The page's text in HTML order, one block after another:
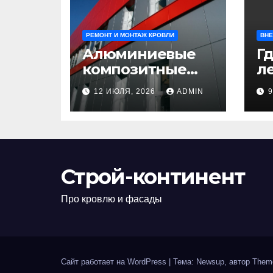
РЕМОНТ И МОНТАЖ КРОВЛИ
Алюминиевые
композитные
панели:
универсальное
решение для
12 ИЮЛЯ, 2026 ADMIN
Строй-континент
Про кровлю и фасады
Сайт работает на WordPress Тема: Newsup, автор